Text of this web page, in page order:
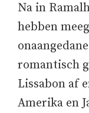
Na in
hebben
romantisch
Lissabon af
Amerika en